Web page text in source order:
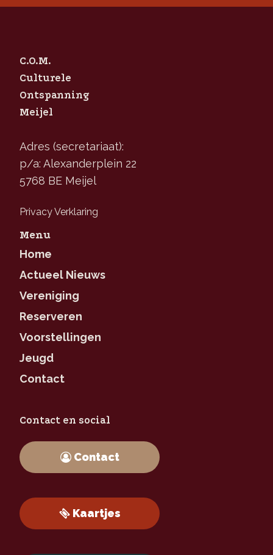
C.O.M.
Culturele
Ontspanning
Meijel
Adres (secretariaat):
p/a: Alexanderplein 22
5768 BE Meijel
Privacy Verklaring
Menu
Home
Actueel Nieuws
Vereniging
Reserveren
Voorstellingen
Jeugd
Contact
Contact en social
Contact
Kaartjes